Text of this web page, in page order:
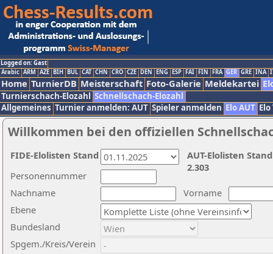
Logged on: Gast
Arabic ARM AZE BIH BUL CAT CHN CRO CZE DEN ENG ESP FAI FIN FRA GER GRE INA
Home TurnierDB Meisterschaft Foto-Galerie Meldekartei
Turnierschach-Elozahl Schnellschach-Elozahl
Allgemeines Turnier anmelden: AUT Spieler anmelden Elo AUT
Willkommen bei den offiziellen
Nachname
Vorname
Ebene
Personennummer
Bundesland
Spgem./Kreis/Verein
AUT-Elolisten
2.303
FIDE-Elolisten Stand